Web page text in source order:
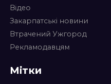
Відео
Закарпатські новини
Втрачений Ужгород
Рекламодавцям
Мітки